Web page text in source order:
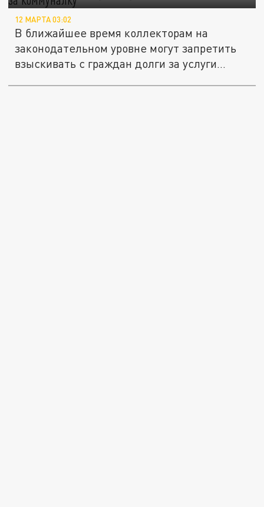
12 МАРТА 03:02
В ближайшее время коллекторам на
законодательном уровне могут запретить
взыскивать с граждан долги за услуги...